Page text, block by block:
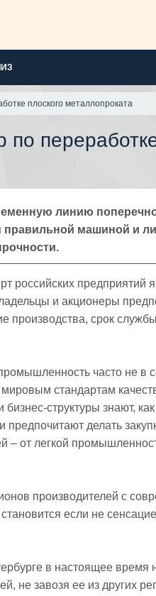
плоского металлопроката
по
линию
правильной машиной и
российских предприятий
и акционеры
производства, срок
часто не в
стандартам
структуры знают, как
делать
– от легкой
производителей с
если не
в настоящее время
не завозя ее из других